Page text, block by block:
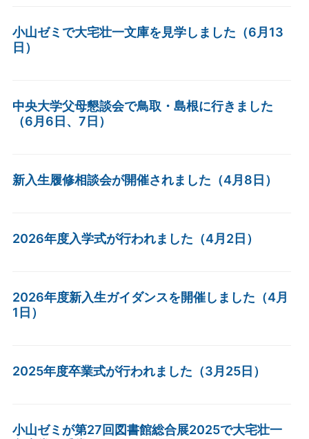
小山ゼミで大宅壮一文庫を見学しました（6月13
日）
中央大学父母懇談会で鳥取・島根に行きました
（6月6日、7日）
新入生履修相談会が開催されました（4月8日）
2026年度入学式が行われました（4月2日）
2026年度新入生ガイダンスを開催しました（4月
1日）
2025年度卒業式が行われました（3月25日）
小山ゼミが第27回図書館総合展2025で大宅壮一